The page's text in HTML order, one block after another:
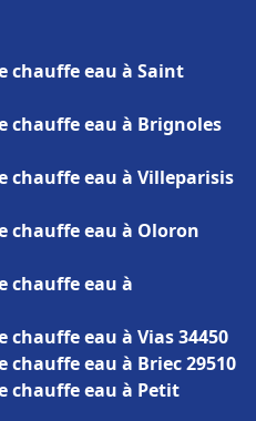
chauffe eau à Saint
eau à Brignoles
eau à Villeparisis
chauffe eau à Oloron
chauffe eau à
eau à Vias 34450
eau à Briec 29510
chauffe eau à Petit